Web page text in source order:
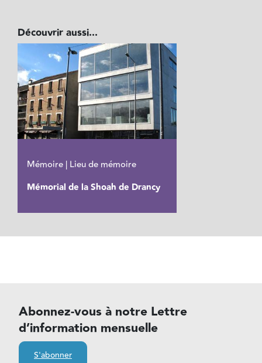
Découvrir aussi...
Mémoire | Lieu de mémoire
Mémorial de la Shoah de Drancy
Abonnez-vous à notre Lettre
d’information mensuelle
S'abonner